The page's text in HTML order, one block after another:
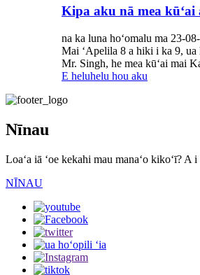
Kipa aku nā mea
na ka luna hoʻomalu ma 23-
Mai ʻApelila 8 a hiki i ka 9, ua
Mr. Singh, he mea kūʻai mai
E heluhelu hou aku
Nīnau
Loaʻa iā ʻoe kekahi mau manaʻo kikoʻī?
NĪNAU